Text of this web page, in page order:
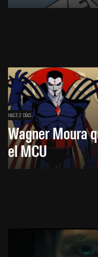
HACE 2 DÍAS
Wagner Moura
el MCU